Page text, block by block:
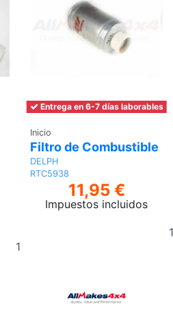
Entrega en 6-7 días laborables
Inicio
Filtro de Combustible
DELPH
RTC5938
11,95 €
Impuestos incluidos